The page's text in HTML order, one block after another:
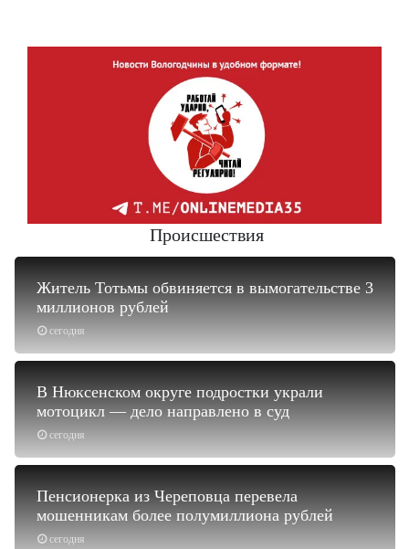
Происшествия
сегодня
Житель Тотьмы обвиняется в вымогательстве 3
миллионов рублей
сегодня
В Нюксенском округе подростки украли
мотоцикл — дело направлено в суд
сегодня
Пенсионерка из Череповца перевела
мошенникам более полумиллиона рублей